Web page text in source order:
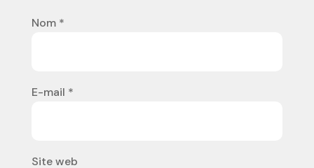
Nom *
E-mail *
Site web